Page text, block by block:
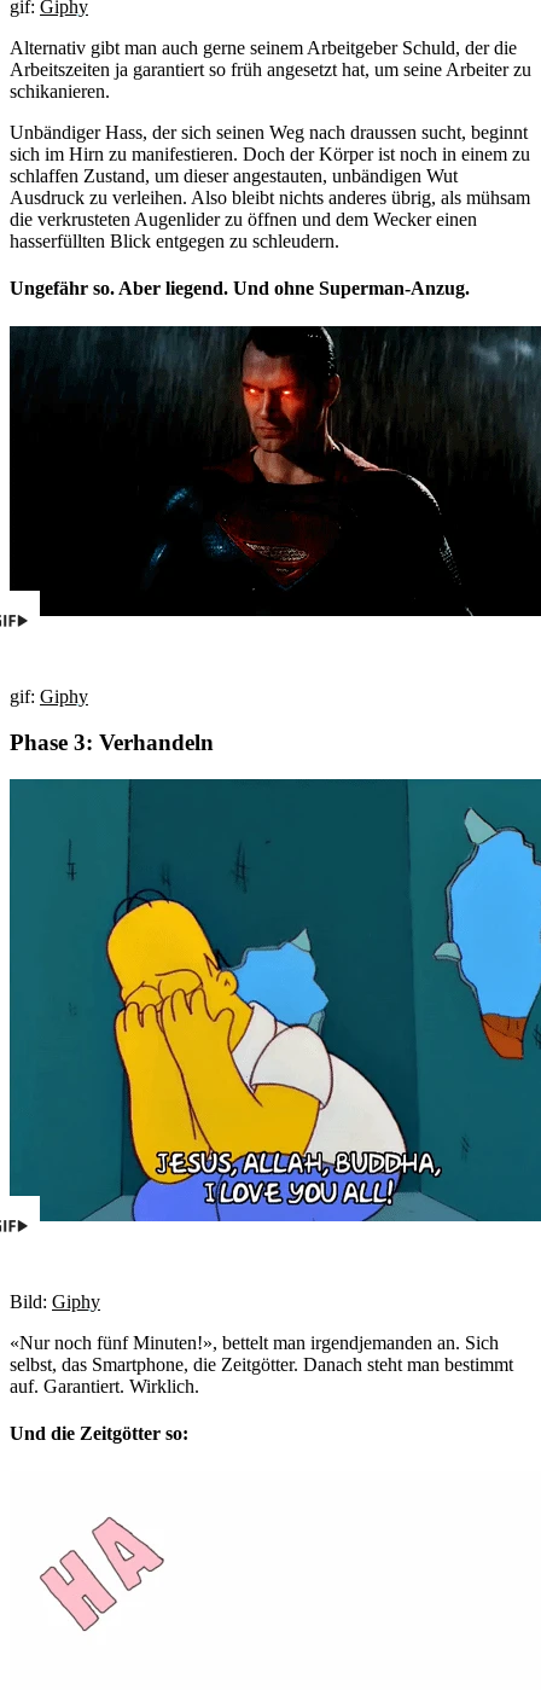
gif: Giphy
Alternativ gibt man auch gerne seinem Arbeitgeber Schuld, der die
Arbeitszeiten ja garantiert so früh angesetzt hat, um seine Arbeiter zu
schikanieren.
Unbändiger Hass, der sich seinen Weg nach draussen sucht, beginnt
sich im Hirn zu manifestieren. Doch der Körper ist noch in einem zu
schlaffen Zustand, um dieser angestauten, unbändigen Wut
Ausdruck zu verleihen. Also bleibt nichts anderes übrig, als mühsam
die verkrusteten Augenlider zu öffnen und dem Wecker einen
hasserfüllten Blick entgegen zu schleudern.
Ungefähr so. Aber liegend. Und ohne Superman-Anzug.
gif: Giphy
Phase 3: Verhandeln
Bild: Giphy
«Nur noch fünf Minuten!», bettelt man irgendjemanden an. Sich
selbst, das Smartphone, die Zeitgötter. Danach steht man bestimmt
auf. Garantiert. Wirklich.
Und die Zeitgötter so: